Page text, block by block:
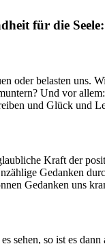
für die
oder belasten uns.
Und vor
und Glück und
Kraft der
Gedanken
Gedanken uns
sehen, so ist es